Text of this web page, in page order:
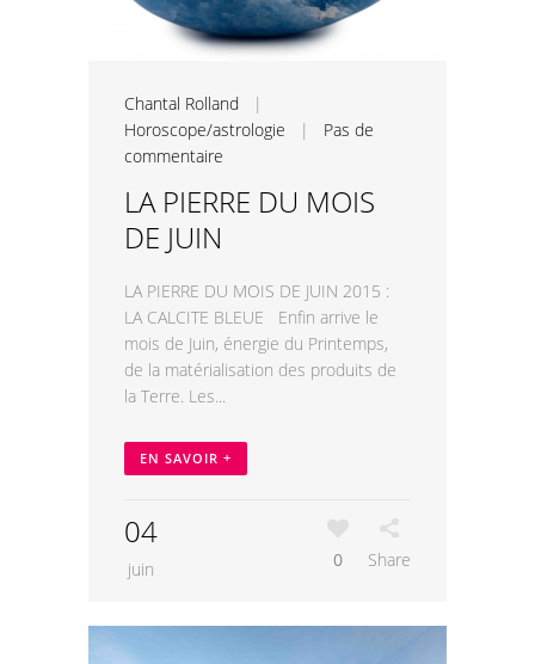
Chantal Rolland |
Horoscope/astrologie | Pas de
commentaire
LA PIERRE DU MOIS
DE JUIN
LA PIERRE DU MOIS DE JUIN 2015 :
LA CALCITE BLEUE Enfin arrive le
mois de Juin, énergie du Printemps,
de la matérialisation des produits de
la Terre. Les...
EN SAVOIR +
04
juin 0 Share